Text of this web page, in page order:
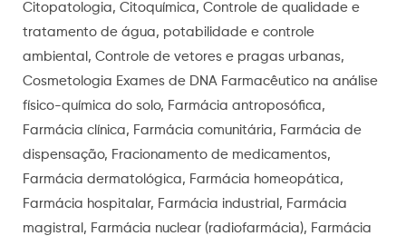
Citopatologia, Citoquímica, Controle de qualidade e
tratamento de água, potabilidade e controle
ambiental, Controle de vetores e pragas urbanas,
Cosmetologia Exames de DNA Farmacêutico na análise
físico-química do solo, Farmácia antroposófica,
Farmácia clínica, Farmácia comunitária, Farmácia de
dispensação, Fracionamento de medicamentos,
Farmácia dermatológica, Farmácia homeopática,
Farmácia hospitalar, Farmácia industrial, Farmácia
magistral, Farmácia nuclear (radiofarmácia), Farmácia